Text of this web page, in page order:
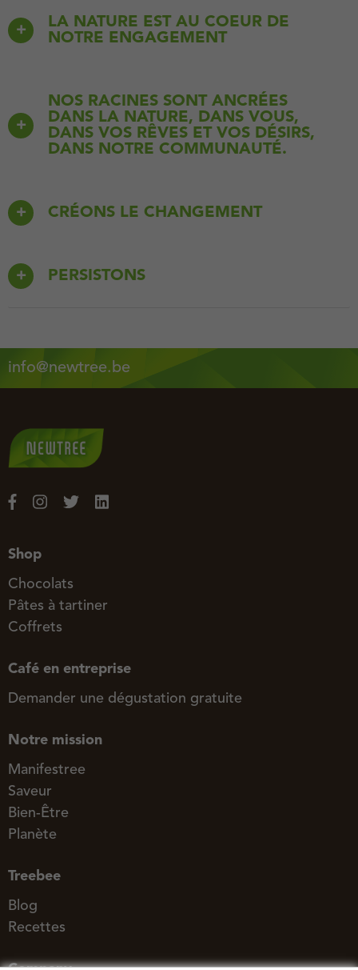
LA NATURE EST AU COEUR DE
NOTRE ENGAGEMENT
NOS RACINES SONT ANCRÉES
DANS LA NATURE, DANS VOUS,
DANS VOS RÊVES ET VOS DÉSIRS,
DANS NOTRE COMMUNAUTÉ.
CRÉONS LE CHANGEMENT
PERSISTONS
info@newtree.be
Shop
Chocolats
Pâtes à tartiner
Coffrets
Café en entreprise
Demander une dégustation gratuite
Notre mission
Manifestree
Saveur
Bien-Être
Planète
Treebee
Blog
Recettes